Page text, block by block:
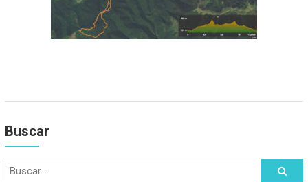
Buscar